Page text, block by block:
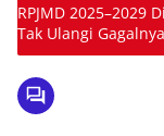
RPJMD 2025–2029
Tak Ulangi